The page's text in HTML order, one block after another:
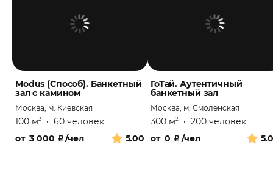
Modus (Способ). Банкетный
зал с камином
Москва, м. Киевская
100 м2 • 60 человек
5.00
от3 000 ₽/чел
ГоТай. Аутентичный
банкетный зал
Москва, м. Смоленская
300 м2 • 200 человек
от0 ₽ /чел